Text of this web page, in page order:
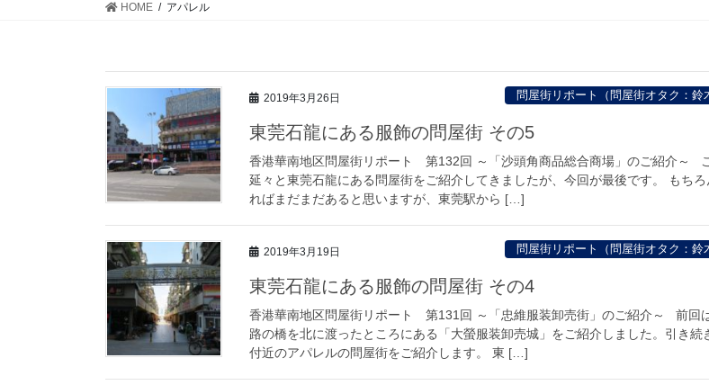
HOME アパレル
2019年3月26日 問屋街リポート（問屋街オタク：鈴
東莞石龍にある服飾の問屋街 その5
香港華南地区問屋街リポート 第132回 ～「沙頭角商品総合商場」のご紹介～
延々と東莞石龍にある問屋街をご紹介してきましたが、今回が最後です。 もち
ればまだまだあると思いますが、東莞駅から […]
2019年3月19日 問屋街リポート（問屋街オタク：鈴
東莞石龍にある服飾の問屋街 その4
香港華南地区問屋街リポート 第131回 ～「忠維服装卸売街」のご紹介～ 前回
路の橋を北に渡ったところにある「大螢服装卸売城」をご紹介しました。引き続
付近のアパレルの問屋街をご紹介します。 東 […]